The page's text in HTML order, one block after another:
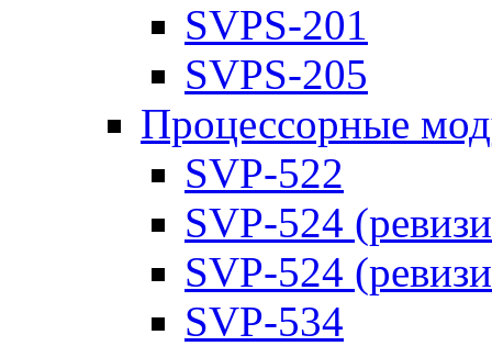
SVPS-201
SVPS-205
Процессорные
SVP-522
SVP-524
SVP-524
SVP-534